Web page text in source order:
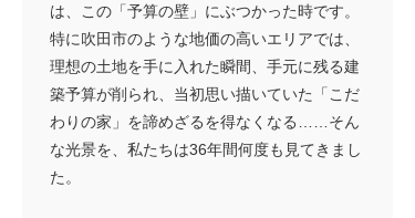
オンライン面談はこちら
資料請求はこちら
は、この「予算の壁」にぶつかった時です。
特に吹田市のような地価の高いエリアでは、
理想の土地を手に入れた瞬間、手元に残る建
築予算が削られ、当初思い描いていた「こだ
わりの家」を諦めざるを得なくなる……そん
な光景を、私たちは36年間何度も見てきまし
た。